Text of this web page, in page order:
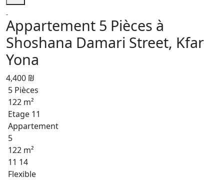
Appartement 5 Pièces à
Shoshana Damari Street, Kfar
Yona
4,400 ₪
5 Pièces
122 m²
Etage 11
Appartement
5
122 m²
11 14
Flexible